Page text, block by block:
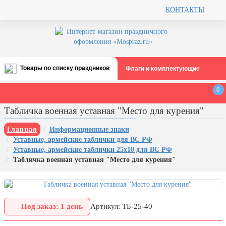
КОНТАКТЫ
Товары по списку праздников
Все праздники
августа)
12 августа, День ВВС
22 августа, День Государственного
флага РФ
3 сентября, День солидарности в
борьбе с терроризмом
Флаги и комплектующие
0
Табличка военная уставная "Место для курения"
Главная
Информационные знаки
Уставные, армейские таблички для ВС РФ
Уставные, армейские таблички 25х10 для ВС РФ
Табличка военная уставная "Место для курения"
Под заказ: 1 день Артикул: ТБ-25-40